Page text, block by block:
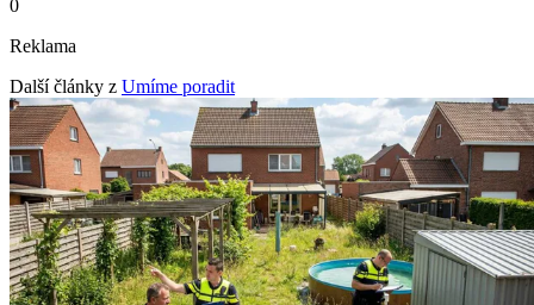
0
Reklama
Další články z Umíme poradit